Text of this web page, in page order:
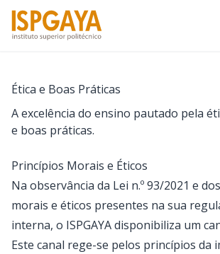
Ética e Boas Práticas
A excelência do ensino pautado pela
e boas práticas.
Princípios Morais e Éticos
Na observância da Lei n.º 93/2021 e
morais e éticos presentes na sua
interna, o ISPGAYA disponibiliza um
Este canal rege-se pelos princípios da